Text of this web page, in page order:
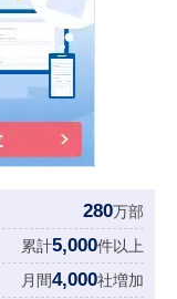
280万部
累計5,000件以上
月間4,000社増加